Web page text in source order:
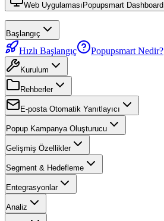
Web Uygulaması Popupsmart Dashboard
Başlangıç
Hızlı Başlangıç Popupsmart Nedir?
Kurulum
Rehberler
E-posta Otomatik Yanıtlayıcı
Popup Kampanya Oluşturucu
Gelişmiş Özellikler
Segment & Hedefleme
Entegrasyonlar
Analiz